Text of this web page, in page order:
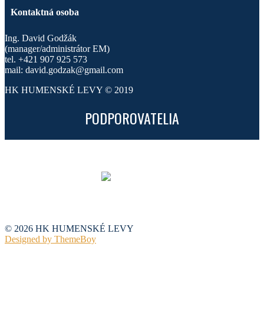
Kontaktná osoba
Ing. David Godžák
(manager/administrátor EM)
tel. +421 907 925 573
mail: david.godzak@gmail.com
HK HUMENSKÉ LEVY © 2019
PODPOROVATELIA
© 2026 HK HUMENSKÉ LEVY
Designed by ThemeBoy